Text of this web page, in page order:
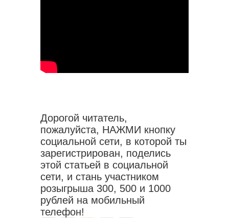
Дорогой читатель,
пожалуйста, НАЖМИ кнопку
социальной сети, в которой ты
зарегистрирован, поделись
этой статьей в социальной
сети, и стань участником
розыгрыша 300, 500 и 1000
рублей на мобильный
телефон!